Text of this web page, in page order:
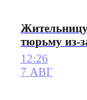
тюрьму из-
12:26
7 АВГ